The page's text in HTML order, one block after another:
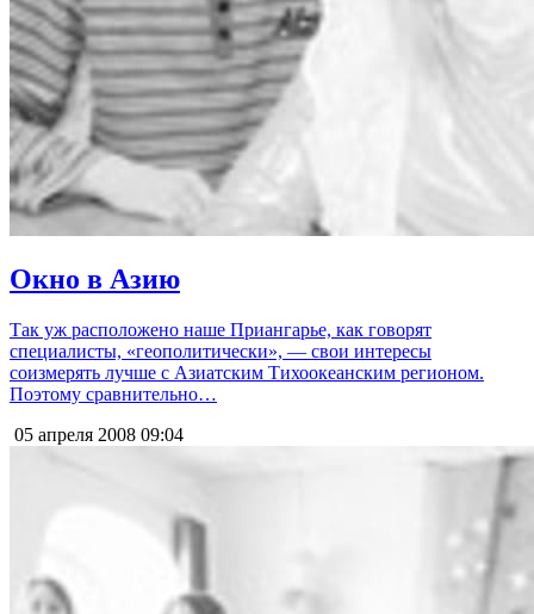
Окно в Азию
Так уж расположено наше Приангарье, как говорят
специалисты, «геополитически», — свои интересы
соизмерять лучше с Азиатским Тихоокеанским регионом.
Поэтому сравнительно…
05 апреля 2008 09:04